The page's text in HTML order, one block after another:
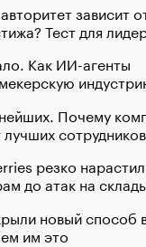
зависит
Тест для
Как ИИ-агенты
Почему
сотрудников
резко нарастил
до атак на
новый способ
им это